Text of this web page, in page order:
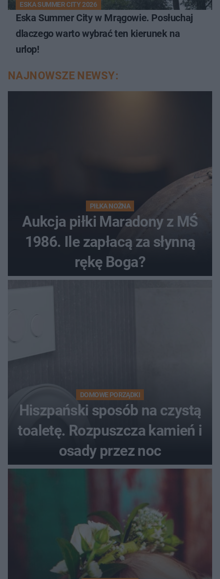
ESKA SUMMER CITY 2026
Eska Summer City w Mrągowie. Posłuchaj
dlaczego warto wybrać ten kierunek na
urlop!
NAJNOWSZE NEWSY:
PIŁKA NOŻNA
Aukcja piłki Maradony z MŚ
1986. Ile zapłacą za słynną
rękę Boga?
DOMOWE PORZĄDKI
Hiszpański sposób na czystą
toaletę. Rozpuszcza kamień i
osady przez noc